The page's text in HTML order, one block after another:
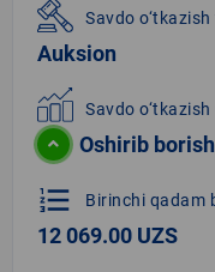
Savdo
Auksion
Savdo
Oshirib borish
format_list_numbered Birinchi qadam
12 069.00 UZS